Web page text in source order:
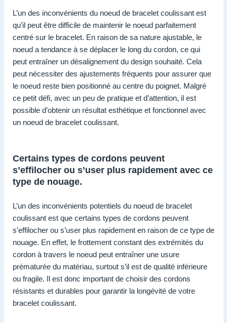
L’un des inconvénients du noeud de bracelet coulissant est
qu’il peut être difficile de maintenir le noeud parfaitement
centré sur le bracelet. En raison de sa nature ajustable, le
noeud a tendance à se déplacer le long du cordon, ce qui
peut entraîner un désalignement du design souhaité. Cela
peut nécessiter des ajustements fréquents pour assurer que
le noeud reste bien positionné au centre du poignet. Malgré
ce petit défi, avec un peu de pratique et d’attention, il est
possible d’obtenir un résultat esthétique et fonctionnel avec
un noeud de bracelet coulissant.
Certains types de cordons peuvent
s’effilocher ou s’user plus rapidement avec ce
type de nouage.
L’un des inconvénients potentiels du noeud de bracelet
coulissant est que certains types de cordons peuvent
s’effilocher ou s’user plus rapidement en raison de ce type de
nouage. En effet, le frottement constant des extrémités du
cordon à travers le noeud peut entraîner une usure
prématurée du matériau, surtout s’il est de qualité inférieure
ou fragile. Il est donc important de choisir des cordons
résistants et durables pour garantir la longévité de votre
bracelet coulissant.